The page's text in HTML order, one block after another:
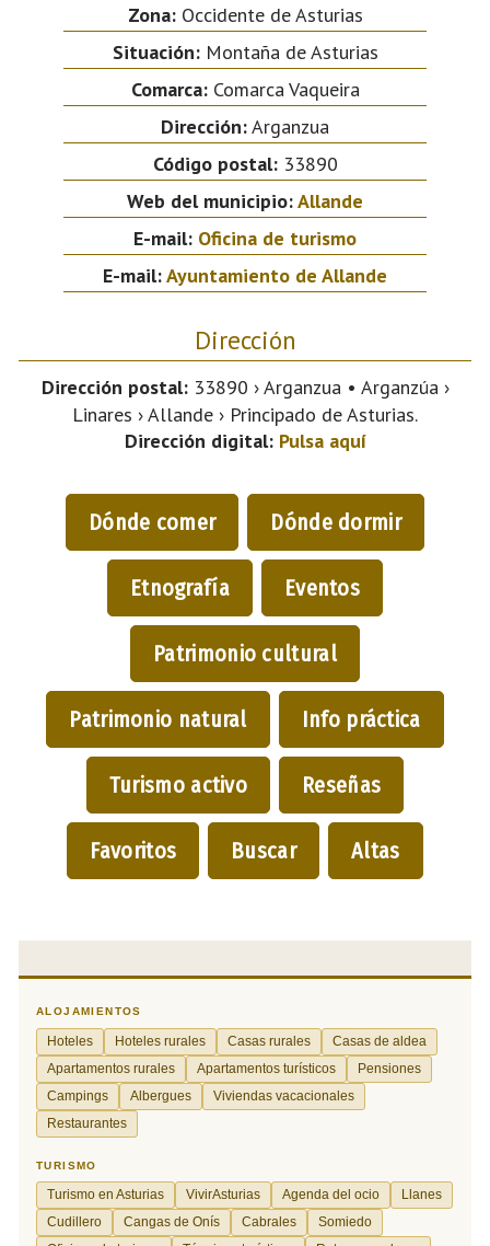
Zona:Occidente de Asturias
Situación:Montaña de Asturias
Comarca:Comarca Vaqueira
Dirección:Arganzua
Código postal:33890
Web del municipio:Allande
E-mail: Oficina de turismo
E-mail:Ayuntamiento de Allande
Dirección
Dirección postal:33890 › Arganzua • Arganzúa ›
Linares › Allande › Principado de Asturias.
Dirección digital: Pulsa aquí
Dónde comer Dónde dormir
Etnografía Eventos
Patrimonio cultural
Patrimonio natural Info práctica
Turismo activo Reseñas
Favoritos Buscar Altas